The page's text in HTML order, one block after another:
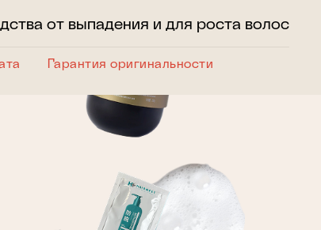
от выпадения и для роста волос
Гарантия оригинальности